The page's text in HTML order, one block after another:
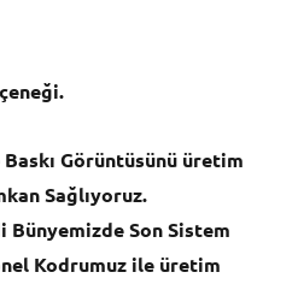
Görüntüsünü üretim
Sağlıyoruz.
Bünyemizde Son Sistem
Kodrumuz ile üretim